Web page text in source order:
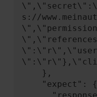
s://